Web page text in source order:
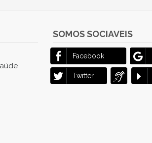
SOMOS SOCIAVEIS
Facebook
Twitter